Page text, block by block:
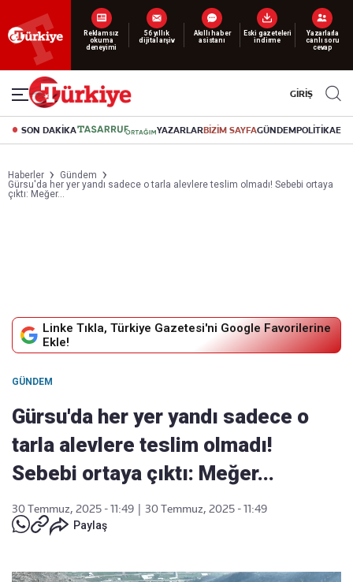
Yeni nesil dijital
abonelik 19 TL’den başlayan fiyatlarla.
GİRİŞ
SON DAKİKA YAZARLARBİZİM SAYFAGÜNDEMPOLİTİKA
Haberler
Gündem
Gürsu'da her yer yandı sadece o tarla alevlere teslim olmadı! Sebebi ortaya
çıktı: Meğer...
Linke Tıkla, Türkiye Gazetesi'ni Google Favorilerine
Ekle!
GÜNDEM
Gürsu'da her yer yandı sadece o
tarla alevlere teslim olmadı!
Sebebi ortaya çıktı: Meğer...
30 Temmuz, 2025 - 11:49
30 Temmuz, 2025 - 11:49
Paylaş